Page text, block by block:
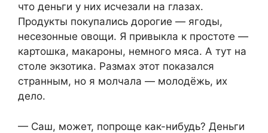
что деньги у них исчезали на глазах.
Продукты покупались дорогие — ягоды,
несезонные овощи. Я привыкла к простоте —
картошка, макароны, немного мяса. А тут на
столе экзотика. Размах этот показался
странным, но я молчала — молодёжь, их
дело.
— Саш, может, попроще как-нибудь? Деньги